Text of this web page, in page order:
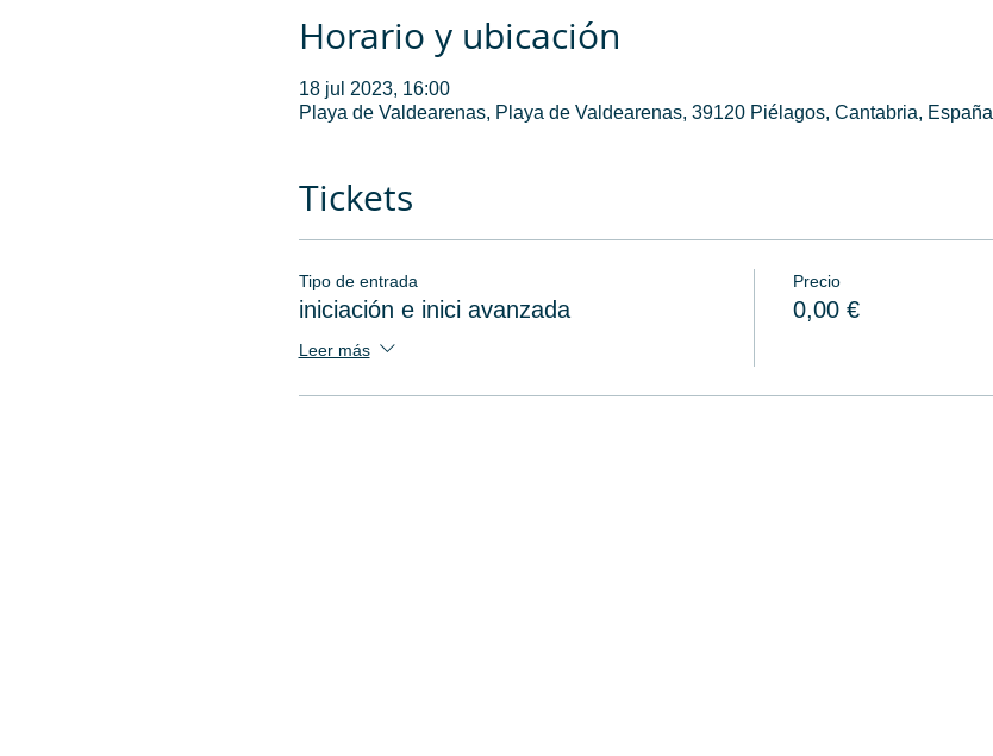
Horario y ubicación
18 jul 2023, 16:00
Playa de Valdearenas, Playa de Valdearenas, 39120 Piélagos, Cantabria, España
Tickets
Tipo de entrada
iniciación e inici avanzada
Leer más
Precio
0,00 €